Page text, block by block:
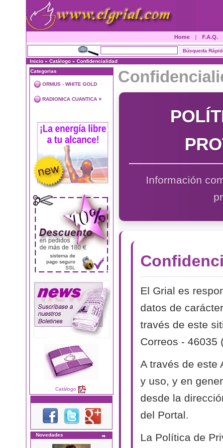
Home | F.A.Q.
Inicio » Catálogo » Confidencialidad
Categorias
ORMUS - WHITE GOLD
RADIONICA CUANTICA »
Catálogo
Novedades
Información
El Grial es
datos de
través de este
Correos - 46035
A través de este
y uso, y en
desde la
del Portal.
La Política de